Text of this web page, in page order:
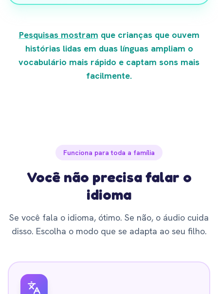
Pesquisas mostram que crianças que ouvem
histórias lidas em duas línguas ampliam o
vocabulário mais rápido e captam sons mais
facilmente.
Funciona para toda a família
Você não precisa falar o
idioma
Se você fala o idioma, ótimo. Se não, o áudio cuida
disso. Escolha o modo que se adapta ao seu filho.